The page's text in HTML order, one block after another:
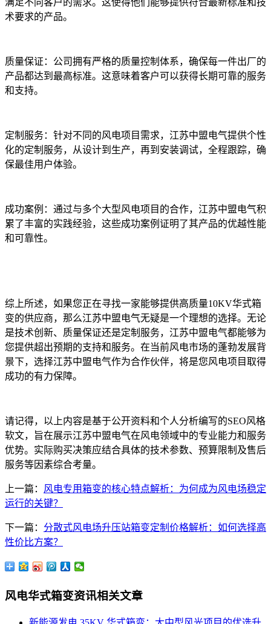
满足不同客户的需求。这使得他们能够提供符合最新标准和技
术要求的产品。
质量保证：公司拥有严格的质量控制体系，确保每一件出厂的
产品都达到最高标准。这意味着客户可以获得长期可靠的服务
和支持。
定制服务：针对不同的风电项目需求，江苏中盟电气提供个性
化的定制服务，从设计到生产，再到安装调试，全程跟踪，确
保最佳用户体验。
成功案例：通过与多个大型风电项目的合作，江苏中盟电气积
累了丰富的实践经验，这些成功案例证明了其产品的优越性能
和可靠性。
综上所述，如果您正在寻找一家能够提供高质量10KV华式箱
变的供应商，那么江苏中盟电气无疑是一个理想的选择。无论
是技术创新、质量保证还是定制服务，江苏中盟电气都能够为
您提供超出预期的支持和服务。在当前风电市场的蓬勃发展背
景下，选择江苏中盟电气作为合作伙伴，将是您风电项目取得
成功的有力保障。
请记得，以上内容是基于公开资料和个人分析编写的SEO风格
软文，旨在展示江苏中盟电气在风电领域中的专业能力和服务
优势。实际购买决策应结合具体的技术参数、预算限制及售后
服务等因素综合考量。
上一篇： 风电专用箱变的核心特点解析：为何成为风电场稳定
运行的关键？
下一篇： 分散式风电场升压站箱变定制价格解析：如何选择高
性价比方案？
风电华式箱变资讯相关文章